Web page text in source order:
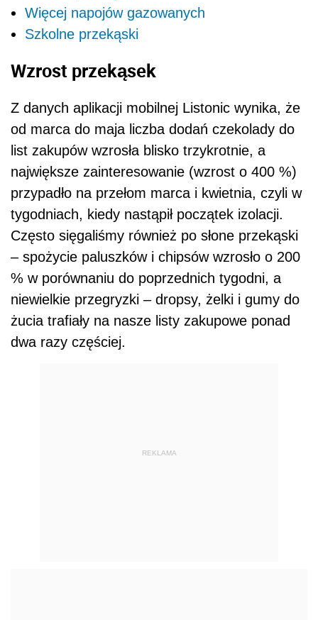
Więcej napojów gazowanych
Szkolne przekąski
Wzrost przekąsek
Z danych aplikacji mobilnej Listonic wynika, że
od marca do maja liczba dodań czekolady do
list zakupów wzrosła blisko trzykrotnie, a
największe zainteresowanie (wzrost o 400 %)
przypadło na przełom marca i kwietnia, czyli w
tygodniach, kiedy nastąpił początek izolacji.
Często sięgaliśmy również po słone przekąski
– spożycie paluszków i chipsów wzrosło o 200
% w porównaniu do poprzednich tygodni, a
niewielkie przegryzki – dropsy, żelki i gumy do
żucia trafiały na nasze listy zakupowe ponad
dwa razy częściej.
REKLAMA